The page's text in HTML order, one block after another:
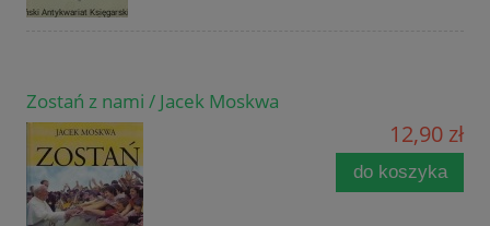
Zostań z nami / Jacek Moskwa
12,90 zł
do koszyka